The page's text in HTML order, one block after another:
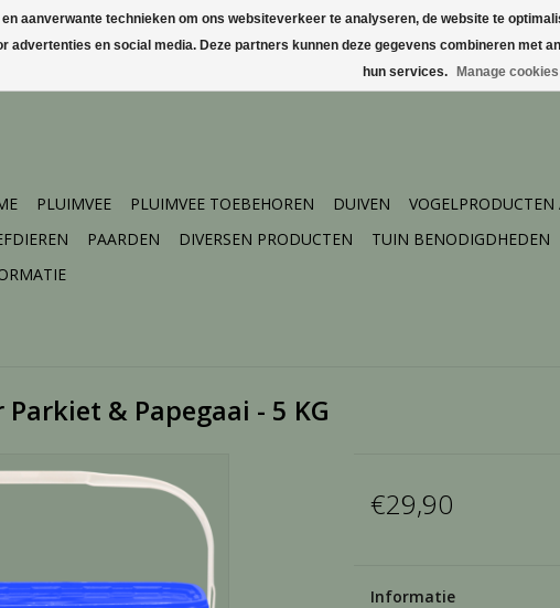
PLUIMVEE PLUIMVEE TOEBEHOREN DUIVEN
PAARDEN DIVERSEN PRODUCTEN TUIN BENODIGDHEDEN
Parkiet & Papegaai - 5 KG
€29,90
Informatie
aanverwante technieken om ons websiteverkeer te analyseren, de website te
advertenties en social media. Deze partners kunnen deze gegevens combineren met
hun services.
Manage cookies